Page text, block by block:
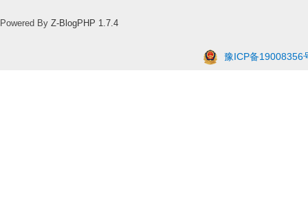
Powered By Z-BlogPHP 1.7.4
豫ICP备19008356